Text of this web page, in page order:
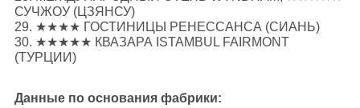
СУЧЖОУ (ЦЗЯНСУ)
29. ★★★★ ГОСТИНИЦЫ РЕНЕССАНСА (СИАНЬ)
30. ★★★★★ КВАЗАРА ISTAMBUL FAIRMONT
(ТУРЦИИ)
Данные по основания фабрики: